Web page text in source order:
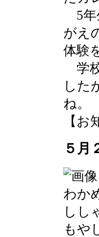
5年
がえ
体験
学
した
ね。
【お
５月
わか
しし
もや